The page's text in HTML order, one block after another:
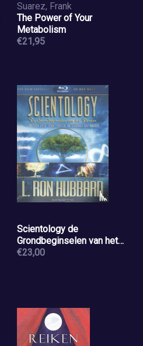
Suarez, Frank
The Power of Your
Metabolism
€21,95
Scientology de
Grondbeginselen van het
Denken
€23,00